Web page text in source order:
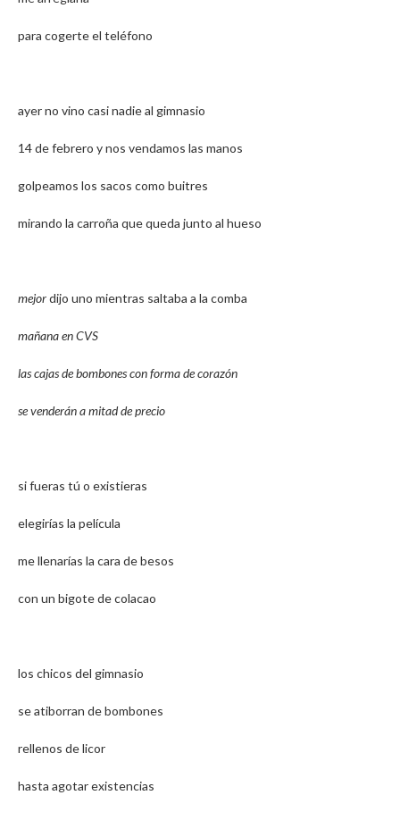
para cogerte el teléfono
ayer no vino casi nadie al gimnasio
14 de febrero y nos vendamos las manos
golpeamos los sacos como buitres
mirando la carroña que queda junto al hueso
mejordijo uno mientras saltaba a la comba
mañana en CVS
las cajas de bombones con forma de corazón
se venderán a mitad de precio
si fueras tú o existieras
elegirías la película
me llenarías la cara de besos
con un bigote de colacao
los chicos del gimnasio
se atiborran de bombones
rellenos de licor
hasta agotar existencias